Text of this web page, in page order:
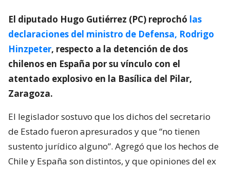
El diputado Hugo Gutiérrez (PC) reprochó las
declaraciones del ministro de Defensa, Rodrigo
Hinzpeter, respecto a la detención de dos
chilenos en España por su vínculo con el
atentado explosivo en la Basílica del Pilar,
Zaragoza.
El legislador sostuvo que los dichos del secretario
de Estado fueron apresurados y que “no tienen
sustento jurídico alguno”. Agregó que los hechos de
Chile y España son distintos, y que opiniones del ex